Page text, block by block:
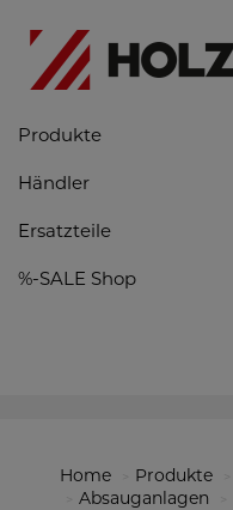
Produkte
Händler
Ersatzteile
%-SALE Shop
Home Produkte
Absauganlagen